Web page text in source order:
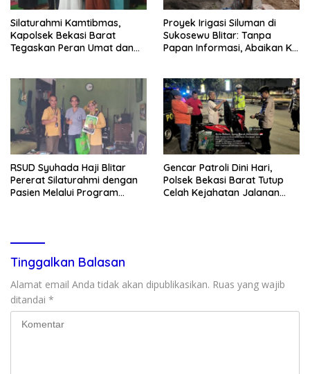
Silaturahmi Kamtibmas,
Kapolsek Bekasi Barat
Tegaskan Peran Umat dan
Proyek Irigasi Siluman di
Sukosewu Blitar: Tanpa
Papan Informasi, Abaikan K3,
RSUD Syuhada Haji Blitar
Pererat Silaturahmi dengan
Pasien Melalui Program
Gencar Patroli Dini Hari,
Polsek Bekasi Barat Tutup
Celah Kejahatan Jalanan
Tinggalkan Balasan
Alamat email Anda tidak akan dipublikasikan. Ruas yang wajib
ditandai *